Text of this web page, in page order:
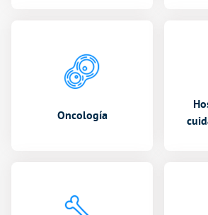
Oncología